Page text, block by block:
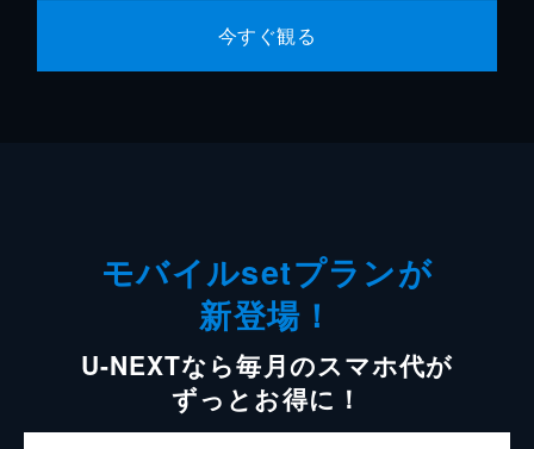
今すぐ観る
モバイルsetプランが
新登場！
U-NEXTなら毎月のスマホ代が
ずっとお得に！